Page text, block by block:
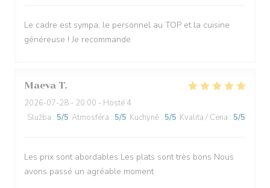
Le cadre est sympa, le personnel au TOP et la cuisine
généreuse ! Je recommande
Maeva T
2026-07-28 - 20:00 - Hosté 4
Služba : 5/5 Atmosféra : 5/5 Kuchyně : 5/5 Kvalita / Cena : 5/5
Les prix sont abordables Les plats sont très bons Nous
avons passé un agréable moment